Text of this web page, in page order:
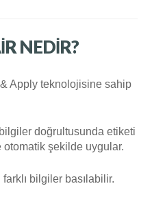
NEDIR?
Apply teknolojisine sahip
doğrultusunda etiketi
otomatik şekilde uygular.
bilgiler basılabilir.